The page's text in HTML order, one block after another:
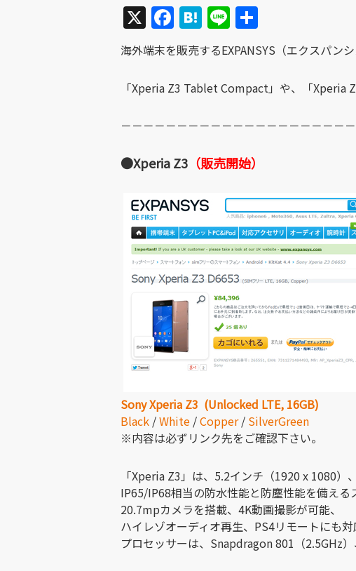
X Facebook
Hatena
Line
有
海外端末を販売するEXPANSYS（エクスパン
「Xperia Z3 Tablet Compact」や、「Xperia
－－－－－－－－－－－－－－－－－－－－
●Xperia Z3 （販売開始）
Sony Xperia Z3 (Unlocked LTE, 16GB)
Black /White /Copper/ SilverGreen
※内容は必ずリンク先をご確認下さい。
「Xperia Z3」は、5.2インチ（1920 x 1080）、
IP65/IP68相当の防水性能と防塵性能を備える
20.7mpカメラを搭載、4K動画撮影が可能、
ハイレゾオーディオ再生、PS4リモートにも対
プロセッサーは、Snapdragon 801（2.5GHz